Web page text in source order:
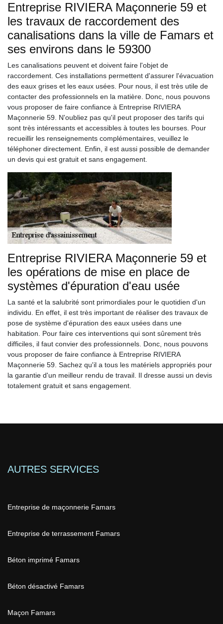
Entreprise RIVIERA Maçonnerie 59 et
les travaux de raccordement des
canalisations dans la ville de Famars et
ses environs dans le 59300
Les canalisations peuvent et doivent faire l'objet de
raccordement. Ces installations permettent d'assurer l'évacuation
des eaux grises et les eaux usées. Pour nous, il est très utile de
contacter des professionnels en la matière. Donc, nous pouvons
vous proposer de faire confiance à Entreprise RIVIERA
Maçonnerie 59. N'oubliez pas qu'il peut proposer des tarifs qui
sont très intéressants et accessibles à toutes les bourses. Pour
recueillir les renseignements complémentaires, veuillez le
téléphoner directement. Enfin, il est aussi possible de demander
un devis qui est gratuit et sans engagement.
Entreprise RIVIERA Maçonnerie 59 et
les opérations de mise en place de
systèmes d'épuration d'eau usée
La santé et la salubrité sont primordiales pour le quotidien d'un
individu. En effet, il est très important de réaliser des travaux de
pose de système d'épuration des eaux usées dans une
habitation. Pour faire ces interventions qui sont sûrement très
difficiles, il faut convier des professionnels. Donc, nous pouvons
vous proposer de faire confiance à Entreprise RIVIERA
Maçonnerie 59. Sachez qu'il a tous les matériels appropriés pour
la garantie d'un meilleur rendu de travail. Il dresse aussi un devis
totalement gratuit et sans engagement.
AUTRES SERVICES
Entreprise de maçonnerie Famars
Entreprise de terrassement Famars
Béton imprimé Famars
Béton désactivé Famars
Maçon Famars